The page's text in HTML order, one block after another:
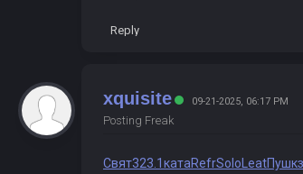
Reply
xquisite 09-21-2025, 06:17 PM
Posting Freak
Свят323.1катаRefrSolo LeatПушк